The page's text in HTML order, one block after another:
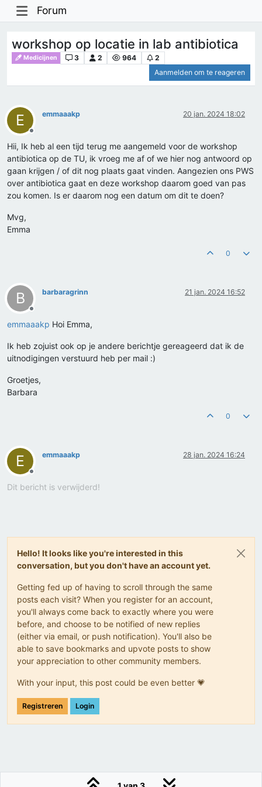
Forum
workshop op locatie in lab antibiotica
Medicijnen 3 2 964
2
Aanmelden om te reageren
E
Offline
emmaaakp 20 jan. 2024 18:02
Hii, Ik heb al een tijd terug me aangemeld voor de workshop
antibiotica op de TU, ik vroeg me af of we hier nog antwoord op
gaan krijgen / of dit nog plaats gaat vinden. Aangezien ons PWS
over antibiotica gaat en deze workshop daarom goed van pas
zou komen. Is er daarom nog een datum om dit te doen?
Mvg,
Emma
0
B
Offline
barbaragrinn 21 jan. 2024 16:52
emmaaakp Hoi Emma,
Ik heb zojuist ook op je andere berichtje gereageerd dat ik de
uitnodigingen verstuurd heb per mail :)
Groetjes,
Barbara
0
E
Offline
emmaaakp 28 jan. 2024 16:24
Dit bericht is verwijderd!
Hello! It looks like you're interested in this
conversation, but you don't have an account yet.
Getting fed up of having to scroll through the same
posts each visit? When you register for an account,
you'll always come back to exactly where you were
before, and choose to be notified of new replies
(either via email, or push notification). You'll also be
able to save bookmarks and upvote posts to show
your appreciation to other community members.
With your input, this post could be even better 💗
Registreren Login